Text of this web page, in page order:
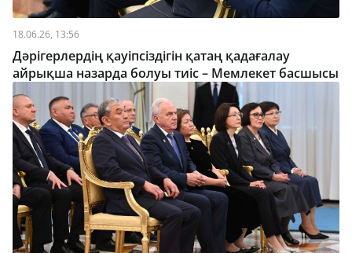
18.06.26, 13:56
Дәрігерлердің қауіпсіздігін қатаң қадағалау
айрықша назарда болуы тиіс – Мемлекет басшысы